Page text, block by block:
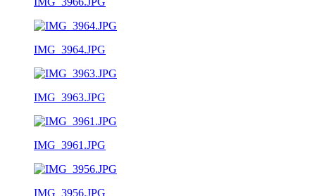
IMG_3964.JPG
IMG_3963.JPG
IMG_3961.JPG
IMG_3956.JPG